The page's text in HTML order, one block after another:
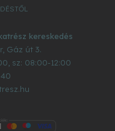
kereskedés
, Gáz út 3.
sz: 08:00-12:00